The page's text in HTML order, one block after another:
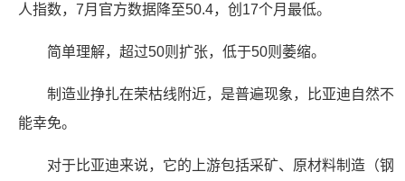
人指数，7月官方数据降至50.4，创17个月最低。
简单理解，超过50则扩张，低于50则萎缩。
制造业挣扎在荣枯线附近，是普遍现象，比亚迪自然不
能幸免。
对于比亚迪来说，它的上游包括采矿、原材料制造（钢